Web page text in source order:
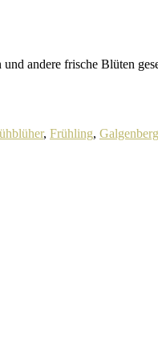
andere frische Blüten
, Frühling, Galgenberg